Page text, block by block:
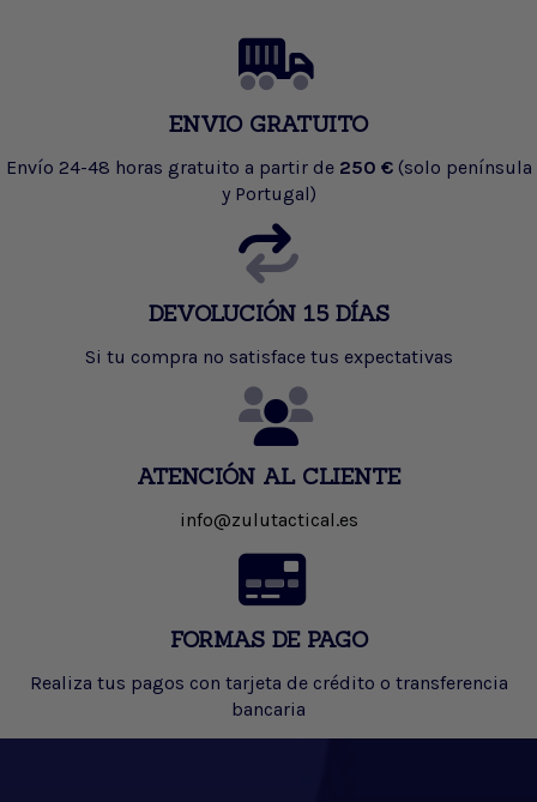
ENVIO GRATUITO
Envío 24-48 horas gratuito a partir de 250 € (solo península
y Portugal)
DEVOLUCIÓN 15 DÍAS
Si tu compra no satisface tus expectativas
ATENCIÓN AL CLIENTE
info@zulutactical.es
FORMAS DE PAGO
Realiza tus pagos con tarjeta de crédito o transferencia
bancaria